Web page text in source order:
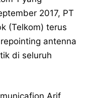
2017, PT
(Telkom) terus
antenna
di seluruh